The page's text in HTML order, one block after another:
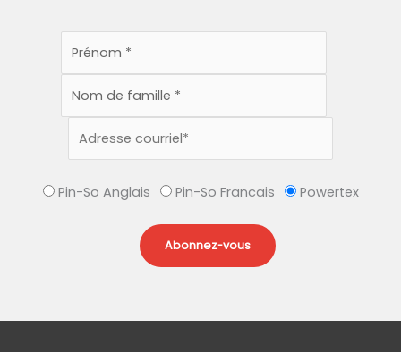
Pin-So Anglais Pin-So Francais Powertex